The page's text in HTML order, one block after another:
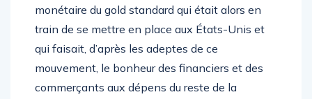
monétaire du gold standard qui était alors en
train de se mettre en place aux États-Unis et
qui faisait, d’après les adeptes de ce
mouvement, le bonheur des financiers et des
commerçants aux dépens du reste de la